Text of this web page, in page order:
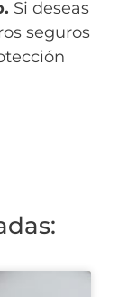
Si deseas
seguros